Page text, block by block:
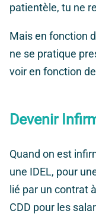
patientèle, tu ne
Mais en fonction
ne se pratique
voir en fonction
Devenir
Quand on est
une IDEL, pour
lié par un contrat
CDD pour les